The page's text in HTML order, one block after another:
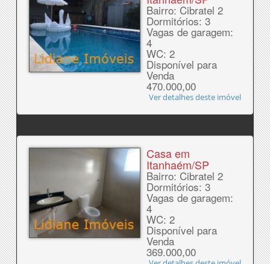
Bairro: Cibratel 2
Dormitórios: 3
Vagas de garagem:
4
WC: 2
Disponível para
Venda
470.000,00
Ver detalhes deste imóvel
Casa em
Itanhaém/SP
Bairro: Cibratel 2
Dormitórios: 3
Vagas de garagem:
4
WC: 2
Disponível para
Venda
369.000,00